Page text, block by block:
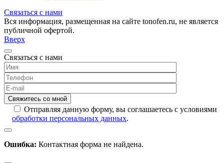
Связаться с нами
Вся информация, размещенная на сайте tonofen.ru, не является
публичной офертой.
Вверх
Связаться с нами
Отправляя данную форму, вы соглашаетесь с условиями
обработки персональных данных.
Ошибка: Контактная форма не найдена.